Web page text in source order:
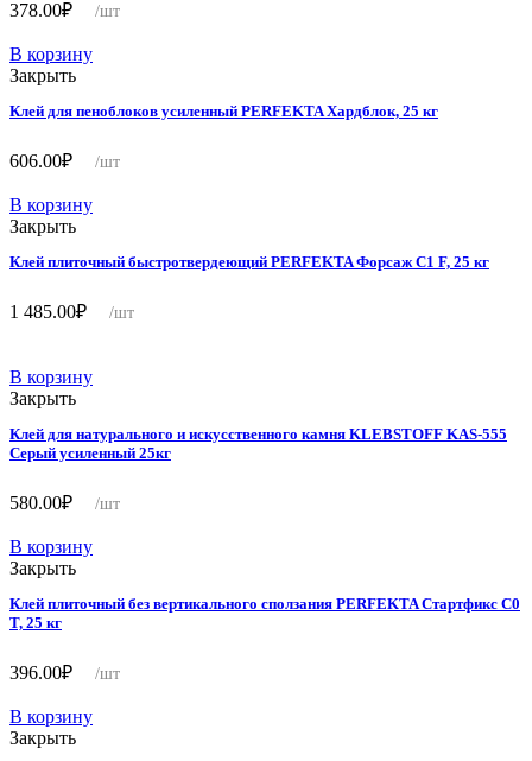
378.00₽ /шт
В корзину
Закрыть
Клей для пеноблоков усиленный PERFEKTA Хардблок, 25 кг
606.00₽ /шт
В корзину
Закрыть
Клей плиточный быстротвердеющий PERFEKTA Форсаж C1 F, 25 кг
1 485.00₽ /шт
В корзину
Закрыть
Клей для натурального и искусственного камня KLEBSTOFF KAS-555
Серый усиленный 25кг
580.00₽ /шт
В корзину
Закрыть
Клей плиточный без вертикального сползания PERFEKTA Стартфикс C0
T, 25 кг
396.00₽ /шт
В корзину
Закрыть